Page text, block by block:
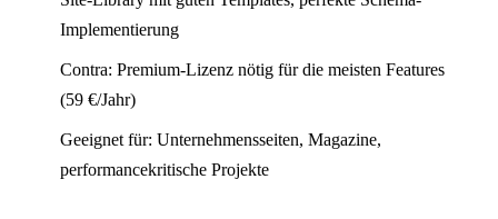
Implementierung
Contra: Premium-Lizenz nötig für die meisten Features
(59 €/Jahr)
Geeignet für: Unternehmensseiten, Magazine,
performancekritische Projekte
Antwort in 24 h
Anliegen wählen
Worum geht's?
Neue Website
Webseite + SEO von Grund auf